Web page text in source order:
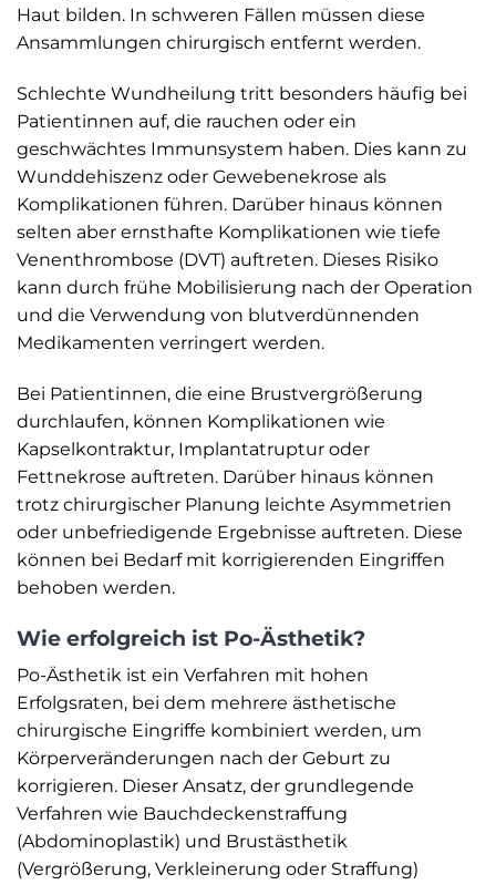
Haut bilden. In schweren Fällen müssen diese
Ansammlungen chirurgisch entfernt werden.
Schlechte Wundheilung tritt besonders häufig bei
Patientinnen auf, die rauchen oder ein
geschwächtes Immunsystem haben. Dies kann zu
Wunddehiszenz oder Gewebenekrose als
Komplikationen führen. Darüber hinaus können
selten aber ernsthafte Komplikationen wie tiefe
Venenthrombose (DVT) auftreten. Dieses Risiko
kann durch frühe Mobilisierung nach der Operation
und die Verwendung von blutverdünnenden
Medikamenten verringert werden.
Bei Patientinnen, die eine Brustvergrößerung
durchlaufen, können Komplikationen wie
Kapselkontraktur, Implantatruptur oder
Fettnekrose auftreten. Darüber hinaus können
trotz chirurgischer Planung leichte Asymmetrien
oder unbefriedigende Ergebnisse auftreten. Diese
können bei Bedarf mit korrigierenden Eingriffen
behoben werden.
Wie erfolgreich ist Po-Ästhetik?
Po-Ästhetik ist ein Verfahren mit hohen
Erfolgsraten, bei dem mehrere ästhetische
chirurgische Eingriffe kombiniert werden, um
Körperveränderungen nach der Geburt zu
korrigieren. Dieser Ansatz, der grundlegende
Verfahren wie Bauchdeckenstraffung
(Abdominoplastik) und Brustästhetik
(Vergrößerung, Verkleinerung oder Straffung)